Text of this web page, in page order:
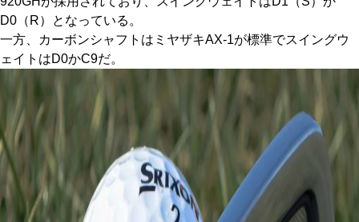
D0（R）となっている。
一方、カーボンシャフトはミヤザキAX-1が標準でスイングウ
ェイトはD0かC9だ。